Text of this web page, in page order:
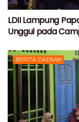
LDII Lampung
Unggul pada
BERITA DAERAH